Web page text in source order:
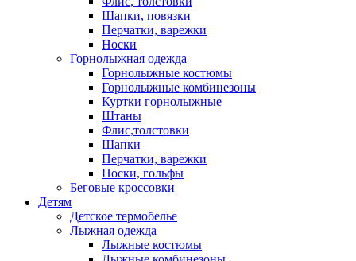
Шапки, повязки
Перчатки, варежки
Носки
Горнолыжная одежда
Горнолыжные костюмы
Горнолыжные комбинезоны
Куртки горнолыжные
Штаны
Флис,толстовки
Шапки
Перчатки, варежки
Носки, гольфы
Беговые кроссовки
Детям
Детское термобелье
Лыжная одежда
Лыжные костюмы